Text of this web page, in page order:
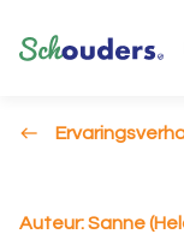
Auteur: Sanne